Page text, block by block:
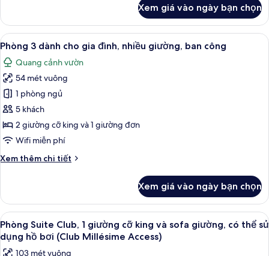
biển
(Prestige,
Club
Millésime
Access)
Phòng
Suite
Club,
giường
cỡ
king,
quang
cảnh
biển
(Prestige,
Club
Access)
Xem giá vào ngày bạn chọn
Xem
tất
cả
ảnh
Phòng
3
dành
cho
đình,
ban
công
Phòng 3 dành cho gia đình, nhiều
7
Phòng 3 dành cho gia đình, nhiều giường, ban công
Quang cảnh vườn
54 mét vuông
1 phòng ngủ
5 khách
2 giường cỡ king và 1 giường đơn
Wifi miễn phí
Xem thêm chi tiết
Chi
Phòng
dành
cho
gia
Xem giá vào ngày bạn chọn
Xem
tất
cả
Phòng Suite Club, 1 giường cỡ king
12
Phòng Suite Club, 1 giường cỡ king và sofa giường, có thể sử
dụng hồ bơi (Club Millésime Access)
103 mét vuông